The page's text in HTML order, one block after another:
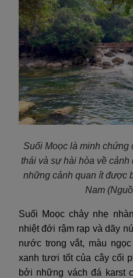
Suối Moọc là minh chứng
thái và sự hài hòa về cảnh
những cảnh quan ít được
Nam
Suối Moọc chảy nhẹ
nhiệt đới rậm rạp và dãy
nước trong vắt, màu
xanh tươi tốt của cây cối
bởi những vách đá karst